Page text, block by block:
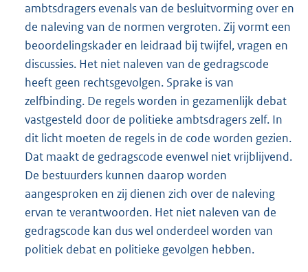
ambtsdragers evenals van de besluitvorming over en
de naleving van de normen vergroten. Zij vormt een
beoordelingskader en leidraad bij twijfel, vragen en
discussies. Het niet naleven van de gedragscode
heeft geen rechtsgevolgen. Sprake is van
zelfbinding. De regels worden in gezamenlijk debat
vastgesteld door de politieke ambtsdragers zelf. In
dit licht moeten de regels in de code worden gezien.
Dat maakt de gedragscode evenwel niet vrijblijvend.
De bestuurders kunnen daarop worden
aangesproken en zij dienen zich over de naleving
ervan te verantwoorden. Het niet naleven van de
gedragscode kan dus wel onderdeel worden van
politiek debat en politieke gevolgen hebben.